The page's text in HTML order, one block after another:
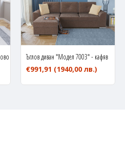
Ъглов диван "Модел 7003" - кафяв
€991,91 (1940,00 лв.)